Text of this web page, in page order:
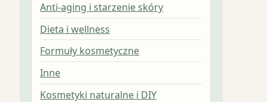
Anti-aging i starzenie skóry
Dieta i wellness
Formuły kosmetyczne
Inne
Kosmetyki naturalne i DIY